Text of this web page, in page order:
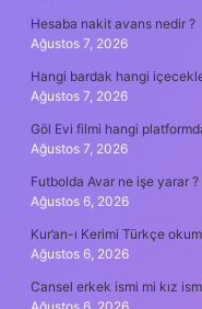
Hesaba nakit avans nedir ?
Ağustos 7, 2026
Hangi bardak hangi
Ağustos 7, 2026
Göl Evi filmi hangi
Ağustos 7, 2026
Futbolda Avar ne işe yarar ?
Ağustos 6, 2026
Kur’an-ı Kerimi Türkçe
Ağustos 6, 2026
Cansel erkek ismi mi kız